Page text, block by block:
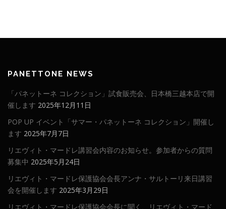
PANETTONE NEWS
「パネットーネ コレクション」試食販売会、日本橋三越本店で開
催します 2025年12月11日
POP UP イベント「サマー・パネットーネ コレクション」開催し
ます 2025年7月7日
リエヴィト・マードレ講習会内容のお知らせ。参加者からの質問
募集中 2025年5月24日
リエヴィト・マードレ保護協会会長アンナ・サルトーリ来日講習
会を開催します 2025年3月29日
リエヴィト・マードレ保護協会会長に聞く、リエヴィト・マード